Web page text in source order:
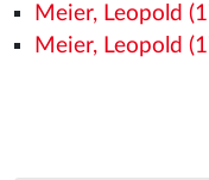
Meier, Leopold
Meier, Leopold